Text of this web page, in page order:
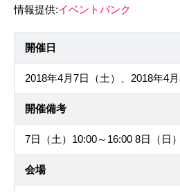
情報提供:イベントバンク
開催日
2018年4月7日（土）、2018年4月
開催備考
7日（土）10:00～16:00 8日（日
会場